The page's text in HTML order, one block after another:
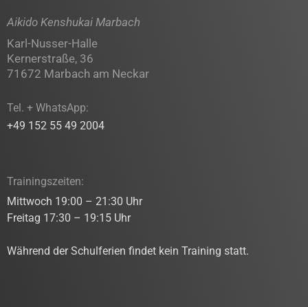
Aikido Kenshukai Marbach
Karl-Nusser-Halle
Kernerstraße, 36
71672 Marbach am Neckar
Tel. + WhatsApp:
+49 152 55 49 2004
Trainingszeiten:
Mittwoch 19:00 – 21:30 Uhr
Freitag 17:30 – 19:15 Uhr
Während der Schulferien findet kein Training statt.